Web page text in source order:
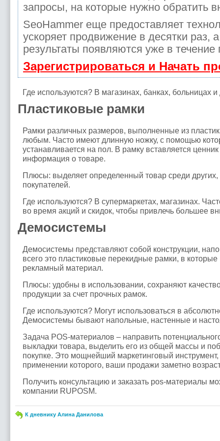
запросы, на которые нужно обратить
SeoHammer еще предоставляет
ускоряет продвижение в десятки раз,
результаты появляются уже в
Зарегистрироваться и Начать
Где используются? В магазинах, банках, больницах
Пластиковые рамки
Рамки различных размеров, выполненные из
любым. Часто имеют длинную ножку, с помощью
устанавливается на пол. В рамку вставляется
информация о товаре.
Плюсы: выделяет определенный товар среди
покупателей.
Где используются? В супермаркетах, магазинах.
во время акций и скидок, чтобы привлечь большее
Демосистемы
Демосистемы представляют собой конструкции,
всего это пластиковые перекидные рамки, в
рекламный материал.
Плюсы: удобны в использовании, сохраняют
продукции за счет прочных рамок.
Где используются? Могут использоваться в
Демосистемы бывают напольные, настенные и
Задача POS-материалов – направить
выкладки товара, выделить его из общей массы и
покупке. Это мощнейший маркетинговый
применении которого, ваши продажи заметно
Получить консультацию и заказать pos-материалы
компании RUPOSM.
К дневнику Алина Данилова